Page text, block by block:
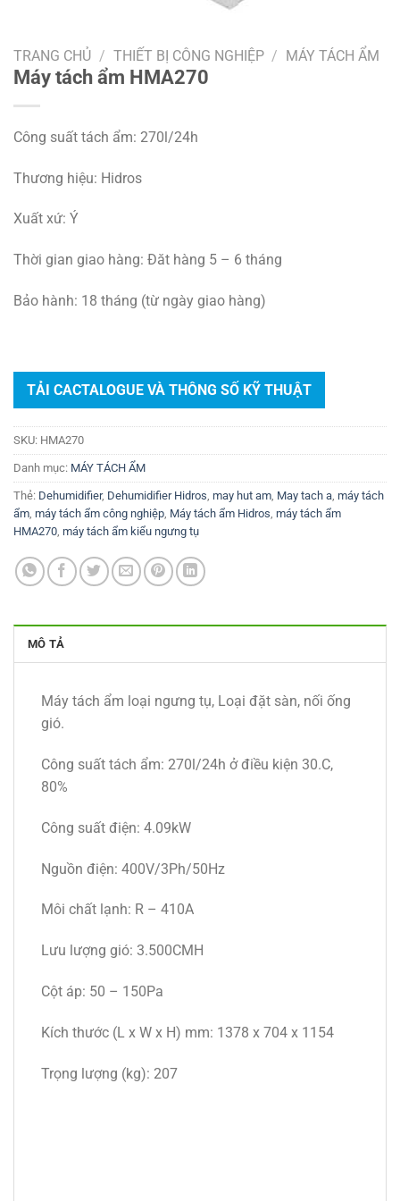
TRANG CHỦ / THIẾT BỊ CÔNG NGHIỆP / MÁY TÁCH ẨM
Máy tách ẩm HMA270
Công suất tách ẩm: 270l/24h
Thương hiệu: Hidros
Xuất xứ: Ý
Thời gian giao hàng: Đăt hàng 5 – 6 tháng
Bảo hành: 18 tháng (từ ngày giao hàng)
TẢI CACTALOGUE VÀ THÔNG SỐ KỸ THUẬT
SKU: HMA270
Danh mục: MÁY TÁCH ẨM
Thẻ: Dehumidifier, Dehumidifier Hidros, may hut am, May tach a, máy tách
ẩm, máy tách ẩm công nghiệp, Máy tách ẩm Hidros, máy tách ẩm
HMA270, máy tách ẩm kiểu ngưng tụ
MÔ TẢ
Máy tách ẩm loại ngưng tụ, Loại đặt sàn, nối ống
gió.
Công suất tách ẩm: 270l/24h ở điều kiện 30.C,
80%
Công suất điện: 4.09kW
Nguồn điện: 400V/3Ph/50Hz
Môi chất lạnh: R – 410A
Lưu lượng gió: 3.500CMH
Cột áp: 50 – 150Pa
Kích thước (L x W x H) mm: 1378 x 704 x 1154
Trọng lượng (kg): 207